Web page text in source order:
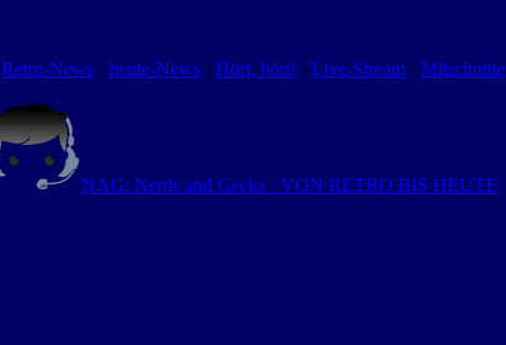
Retro-News ⋅ heute-News ⋅ Hört, hört! - Live-Stream ⋅ Mitschnitte
NAG: Nerds and Geeks · VON RETRO BIS HEUTE